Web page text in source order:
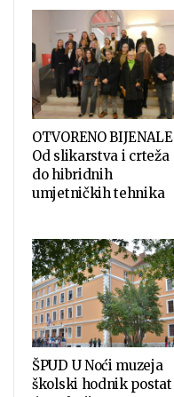
OTVORENO BIJENALE
Od slikarstva i crteža
do hibridnih
umjetničkih tehnika
ŠPUD U Noći muzeja
školski hodnik postat